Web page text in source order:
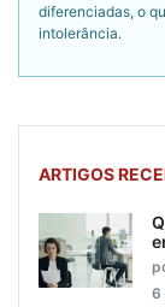
diferenciadas, o
intolerância.
ARTIGOS
6